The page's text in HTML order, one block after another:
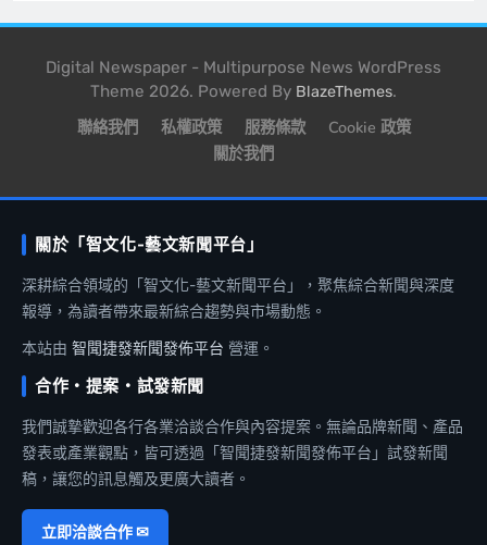
Digital Newspaper - Multipurpose News WordPress
Theme 2026. Powered By BlazeThemes.
聯絡我們 私權政策 服務條款
Cookie 政策
關於我們
關於「智文化-藝文新聞平台」
深耕綜合領域的「智文化-藝文新聞平台」，聚焦綜合新聞與深度
報導，為讀者帶來最新綜合趨勢與市場動態。
本站由 智聞捷發新聞發佈平台 營運。
合作・提案・試發新聞
我們誠摯歡迎各行各業洽談合作與內容提案。無論品牌新聞、產品
發表或產業觀點，皆可透過「智聞捷發新聞發佈平台」試發新聞
稿，讓您的訊息觸及更廣大讀者。
立即洽談合作 ✉